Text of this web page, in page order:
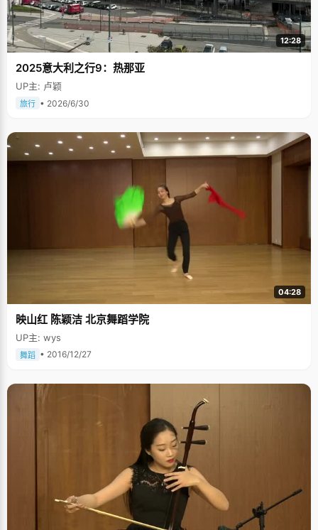
12:28
2025意大利之行9：热那亚
UP主: 卢颖
旅行 • 2026/6/30
04:28
映山红 陈颖洁 北京舞蹈学院
UP主: wys
舞蹈 • 2016/12/27